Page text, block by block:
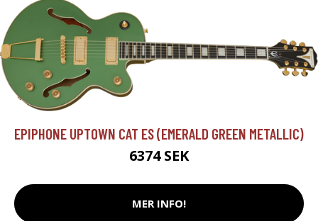
EPIPHONE UPTOWN CAT ES (EMERALD GREEN METALLIC)
6374 SEK
MER INFO!